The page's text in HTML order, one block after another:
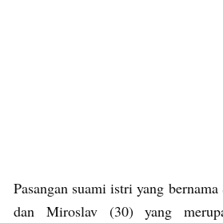
Pasangan suami istri yang
dan Miroslav (30) yang